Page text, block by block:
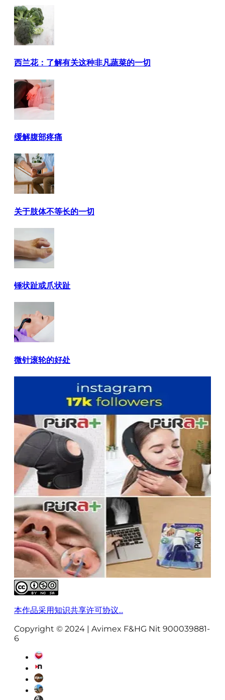
西兰花：了解有关这种非凡蔬菜的一切
缓解腹部疼痛
关于肢体不等长的一切
锤状趾或爪状趾
微针滚轮的好处
本作品采用知识共享许可协议...
Copyright © 2024 | Avimex F&HG Nit 900039881-
6